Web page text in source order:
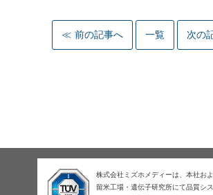
前の記事へ 一覧 次の
株式会社ミズホメディーは、本社お
留米工場・遺伝子研究所にて品質シ